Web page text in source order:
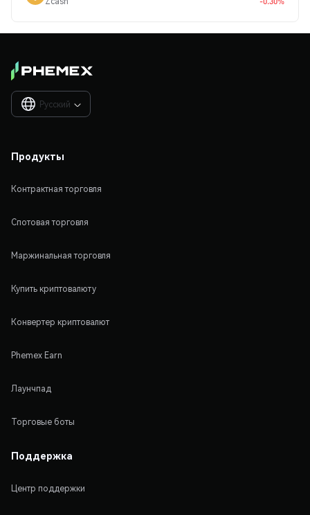
Русский 
Продукты
Контрактная торговля
Спотовая торговля
Маржинальная торговля
Купить криптовалюту
Конвертер криптовалют
Phemex Earn
Лаунчпад
Торговые боты
Поддержка
Центр поддержки